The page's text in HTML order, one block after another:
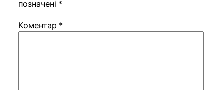
позначені *
Коментар *